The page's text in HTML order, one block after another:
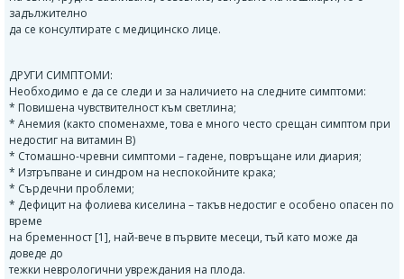
задължително
да се консултирате с медицинско лице.
ДРУГИ СИМПТОМИ:
Необходимо е да се следи и за наличието на следните симптоми:
* Повишена чувствителност към светлина;
* Анемия (както споменахме, това е много често срещан симптом при
недостиг на витамин B)
* Стомашно-чревни симптоми – гадене, повръщане или диария;
* Изтръпване и синдром на неспокойните крака;
* Сърдечни проблеми;
* Дефицит на фолиева киселина – такъв недостиг е особено опасен по
време
на бременност [1], най-вече в първите месеци, тъй като може да
доведе до
тежки неврологични увреждания на плода.